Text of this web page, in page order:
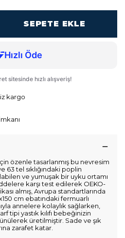
SEPETE EKLE
kargo
özenle tasarlanmış bu nevresim
63 tel sıklığındaki poplin
ve yumuşak bir uyku ortamı
karşı test edilerek OEKO-
almış, Avrupa standartlarında
cm ebatındaki fermuarlı
annelere kolaylık sağlarken,
tipi yastık kılıfı bebeğinizin
üretilmiştir. Sade ve şık
zarafet katar.